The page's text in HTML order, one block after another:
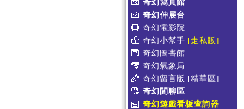
奇幻寫真館
奇幻伸展台
奇幻電影院
奇幻小幫手 [走私販]
奇幻圖書館
奇幻氣象局
奇幻留言版 [精華區]
奇幻閒聊區
奇幻遊戲看板查詢器